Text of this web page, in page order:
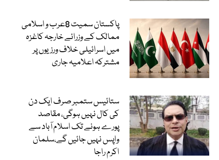
پاکستان سمیت 8عرب و اسلامی
ممالک کے وزرائے خارجہ کاغزہ
میں اسرائیلی خلاف ورزیوں پر
مشترکہ اعلامیہ جاری
ستائیس ستمبر صرف ایک دن
کی کال نہیں ہوگی، مقاصد
پورے ہونے تک اسلام آباد سے
واپس نہیں جائیں گے،سلمان
اکرم راجا